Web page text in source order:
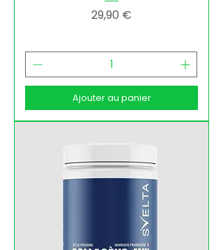
Prix
29,90 €
Ajouter au panier